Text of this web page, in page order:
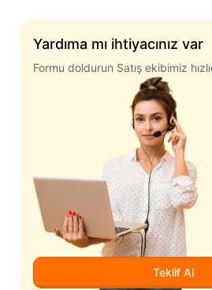
Yardıma mı ihtiyacınız var
Formu doldurun Satış ekibimiz
Teklif Al